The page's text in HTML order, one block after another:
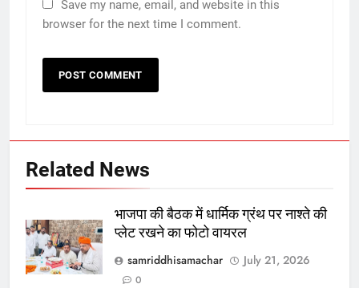
Save my name, email, and website in this
browser for the next time I comment.
Related News
भाजपा की बैठक में धार्मिक ग्रंथ पर नाश्ते की
प्लेट रखने का फोटो वायरल
samriddhisamachar
July 21, 2026
0